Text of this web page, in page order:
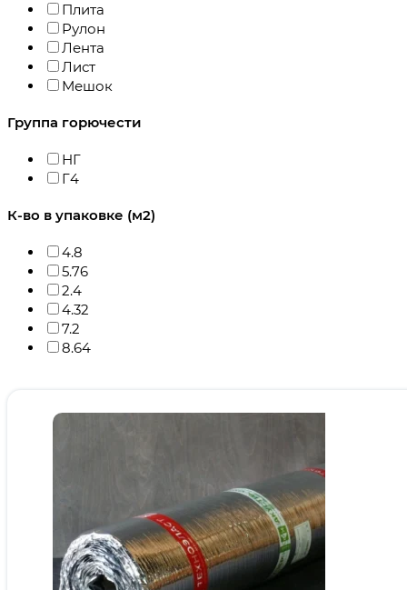
Плита
Рулон
Лента
Лист
Мешок
Группа горючести
НГ
Г4
К-во в упаковке (м2)
4.8
5.76
2.4
4.32
7.2
8.64